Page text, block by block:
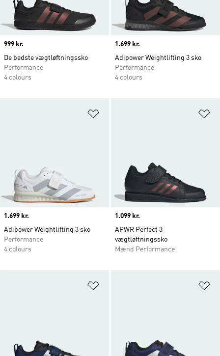
Price
999 kr.
De bedste vægtløftningssko
Performance
4 colours
Price
1.699 kr.
Adipower Weightlifting 3 sko
Performance
4 colours
Price
1.699 kr.
Adipower Weightlifting 3 sko
Performance
4 colours
Price
1.099 kr.
APWR Perfect 3
vægtløftningssko
Mænd Performance